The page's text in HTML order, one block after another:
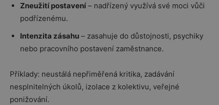
Zneužití postavení – nadřízený využívá své moci vůči
podřízenému.
Intenzita zásahu – zasahuje do důstojnosti, psychiky
nebo pracovního postavení zaměstnance.
Příklady: neustálá nepřiměřená kritika, zadávání
nesplnitelných úkolů, izolace z kolektivu, veřejné
ponižování.